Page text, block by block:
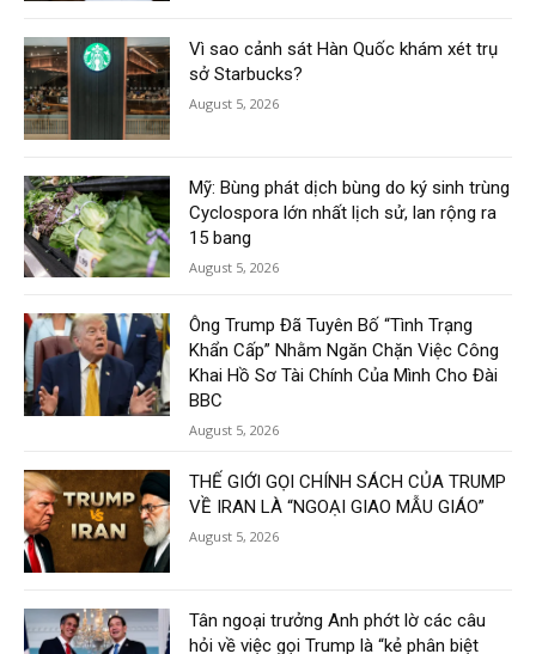
Vì sao cảnh sát Hàn Quốc khám xét trụ
sở Starbucks?
August 5, 2026
Mỹ: Bùng phát dịch bùng do ký sinh trùng
Cyclospora lớn nhất lịch sử, lan rộng ra
15 bang
August 5, 2026
Ông Trump Đã Tuyên Bố “Tình Trạng
Khẩn Cấp” Nhằm Ngăn Chặn Việc Công
Khai Hồ Sơ Tài Chính Của Mình Cho Đài
BBC
August 5, 2026
THẾ GIỚI GỌI CHÍNH SÁCH CỦA TRUMP
VỀ IRAN LÀ “NGOẠI GIAO MẪU GIÁO”
August 5, 2026
Tân ngoại trưởng Anh phớt lờ các câu
hỏi về việc gọi Trump là “kẻ phân biệt